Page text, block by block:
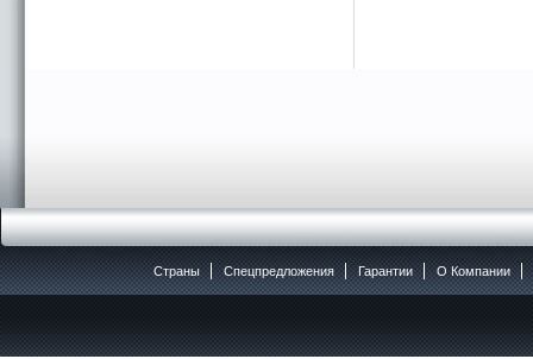
Страны Спецпредложения Гарантии O Компании